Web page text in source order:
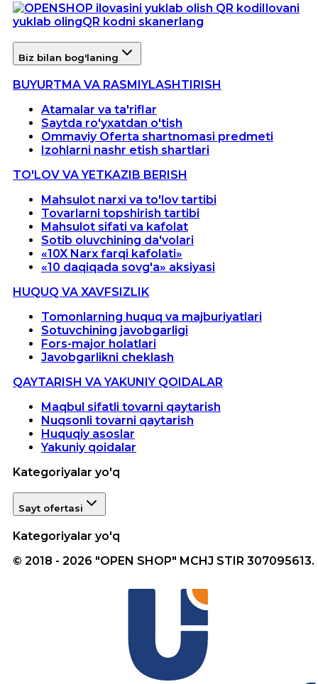
Ilovani
yuklab olingQR kodni skanerlang
Biz bilan bog'laning
BUYURTMA VA RASMIYLASHTIRISH
Atamalar va ta'riflar
Saytda ro'yxatdan o'tish
Ommaviy Oferta shartnomasi predmeti
Izohlarni nashr etish shartlari
TO'LOV VA YETKAZIB BERISH
Mahsulot narxi va to'lov tartibi
Tovarlarni topshirish tartibi
Mahsulot sifati va kafolat
Sotib oluvchining da'volari
«10X Narx farqi kafolati»
«10 daqiqada sovg'a» aksiyasi
HUQUQ VA XAVFSIZLIK
Tomonlarning huquq va majburiyatlari
Sotuvchining javobgarligi
Fors-major holatlari
Javobgarlikni cheklash
QAYTARISH VA YAKUNIY QOIDALAR
Maqbul sifatli tovarni qaytarish
Nuqsonli tovarni qaytarish
Huquqiy asoslar
Yakuniy qoidalar
Kategoriyalar yo'q
Sayt ofertasi
Kategoriyalar yo'q
© 2018 - 2026 "OPEN SHOP" MCHJ STIR 307095613.